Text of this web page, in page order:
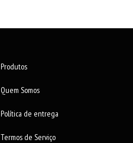
Produtos
Quem Somos
Política de entrega
Termos de Serviço